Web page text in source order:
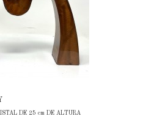
DE 25 cm DE ALTURA